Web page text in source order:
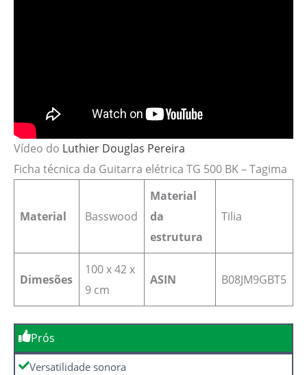
Vídeo do Luthier Douglas Pereira
Ficha técnica da Guitarra elétrica TG 500 BK – Tagima
Material Basswood
Material
da
estrutura
Tilia
Dimesões
‎100 x 42 x
9 cm
ASIN B08JM9GBT5
Prós
Versatilidade sonora